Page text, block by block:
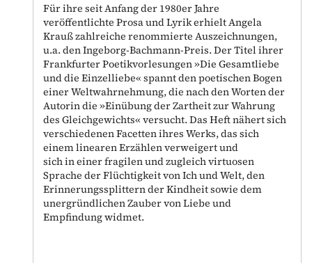
Für ihre seit Anfang der 1980er Jahre
veröffentlichte Prosa und Lyrik erhielt Angela
Krauß zahlreiche renommierte Auszeichnungen,
u.a. den Ingeborg-Bachmann-Preis. Der Titel ihrer
Frankfurter Poetikvorlesungen »Die Gesamtliebe
und die Einzelliebe« spannt den poetischen Bogen
einer Weltwahrnehmung, die nach den Worten der
Autorin die »Einübung der Zartheit zur Wahrung
des Gleichgewichts« versucht. Das Heft nähert sich
verschiedenen Facetten ihres Werks, das sich
einem linearen Erzählen verweigert und
sich in einer fragilen und zugleich virtuosen
Sprache der Flüchtigkeit von Ich und Welt, den
Erinnerungssplittern der Kindheit sowie dem
unergründlichen Zauber von Liebe und
Empfindung widmet.